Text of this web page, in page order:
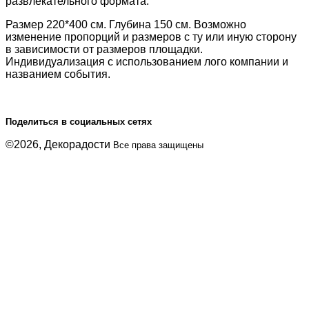
Размер 220*400 см. Глубина 150 см. Возможно
изменение пропорций и размеров с ту или иную сторону
в зависимости от размеров площадки.
Индивидуализация с использованием лого компании и
названием события.
Поделиться в социальных сетях
©2026, Декорадости Все права защищены